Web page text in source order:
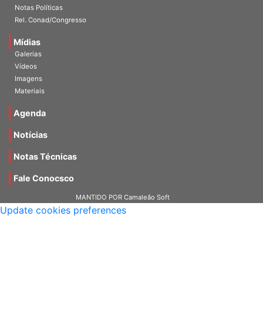
Notas Políticas
Rel. Conad/Congresso
Mídias
Galerias
Vídeos
Imagens
Materiais
Agenda
Notícias
Notas Técnicas
Fale Conocsco
MANTIDO POR Camaleão Soft
Update cookies preferences